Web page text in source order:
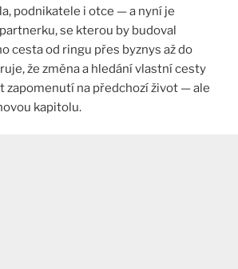
podnikatele i otce — a nyní je
se kterou by budoval
cesta od ringu přes byznys až do
že změna a hledání vlastní cesty
zapomenutí na předchozí život — ale
kapitolu.